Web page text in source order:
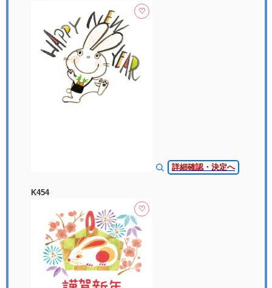
♡
詳細確認・決定へ
K454
♡